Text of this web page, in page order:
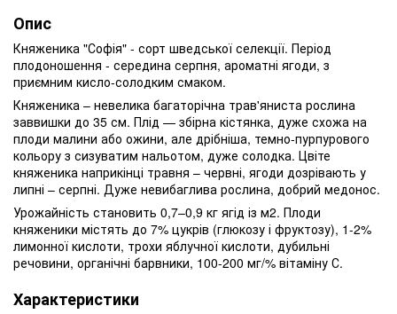
Опис
Княженика "Софія" - сорт шведської селекції. Період
плодоношення - середина серпня, ароматні ягоди, з
приємним кисло-солодким смаком.
Княженика – невелика багаторічна трав'яниста рослина
заввишки до 35 см. Плід — збірна кістянка, дуже схожа на
плоди малини або ожини, але дрібніша, темно-пурпурового
кольору з сизуватим нальотом, дуже солодка. Цвіте
княженика наприкінці травня – червні, ягоди дозрівають у
липні – серпні. Дуже невибаглива рослина, добрий медонос.
Урожайність становить 0,7–0,9 кг ягід із м2. Плоди
княженики містять до 7% цукрів (глюкозу і фруктозу), 1-2%
лимонної кислоти, трохи яблучної кислоти, дубильні
речовини, органічні барвники, 100-200 мг/% вітаміну С.
Характеристики